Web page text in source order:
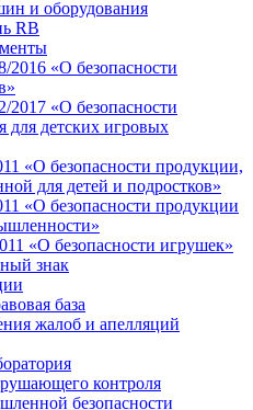
и оборудования
RB
«О безопасности
«О безопасности
для детских игровых
«О безопасности продукции,
для детей и подростков»
«О безопасности продукции
«О безопасности игрушек»
знак
база
жалоб и апелляций
контроля
безопасности